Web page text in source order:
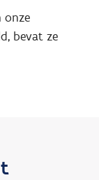
onze
bevat ze